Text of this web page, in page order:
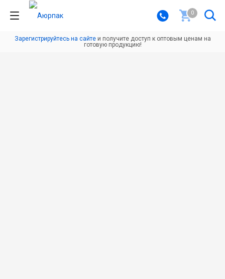
0
Зарегистрируйтесь на сайтеи получите доступ к оптовым ценам на
готовую продукцию!